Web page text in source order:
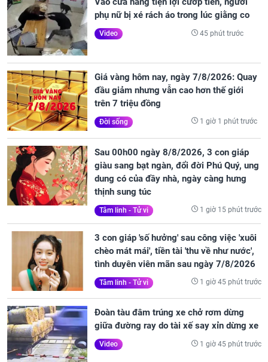
phụ nữ bị xé rách áo trong lúc giằng co
Video 45 phút trước
Giá vàng hôm nay, ngày 7/8/2026: Quay
đầu giảm nhưng vẫn cao hơn thế giới
trên 7 triệu đồng
Đời sống 1 giờ 1 phút trước
Sau 00h00 ngày 8/8/2026, 3 con giáp
giàu sang bạt ngàn, đổi đời Phú Quý, ung
dung có của đầy nhà, ngày càng hưng
thịnh sung túc
Tâm linh - Tử vi 1 giờ 15 phút trước
3 con giáp 'số hưởng' sau công việc 'xuôi
chèo mát mái', tiền tài 'thu về như nước',
tình duyên viên mãn sau ngày 7/8/2026
Tâm linh - Tử vi 1 giờ 45 phút trước
Đoàn tàu đâm trúng xe chở rơm dừng
giữa đường ray do tài xế say xỉn dừng xe
Video 1 giờ 45 phút trước